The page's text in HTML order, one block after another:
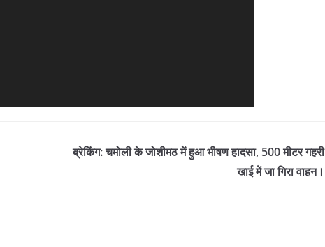
ब्रेकिंग: चमोली के जोशीमठ में हुआ भीषण हादसा, 500 मीटर गहरी
खाई में जा गिरा वाहन।